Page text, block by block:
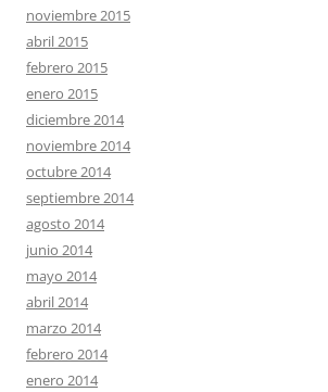
noviembre 2015
abril 2015
febrero 2015
enero 2015
diciembre 2014
noviembre 2014
octubre 2014
septiembre 2014
agosto 2014
junio 2014
mayo 2014
abril 2014
marzo 2014
febrero 2014
enero 2014